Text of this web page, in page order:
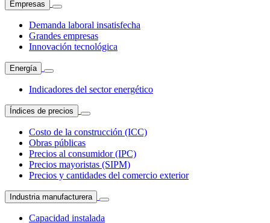
Empresas
Demanda laboral insatisfecha
Grandes empresas
Innovación tecnológica
Energía
Indicadores del sector energético
Índices de precios
Costo de la construcción (ICC)
Obras públicas
Precios al consumidor (IPC)
Precios mayoristas (SIPM)
Precios y cantidades del comercio exterior
Industria manufacturera
Capacidad instalada